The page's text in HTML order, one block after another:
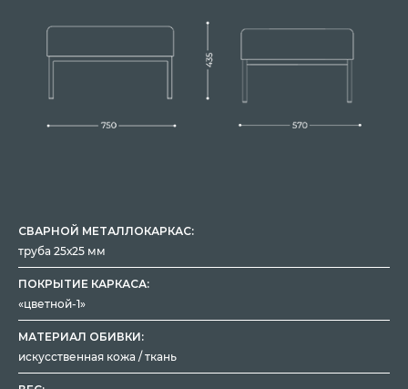
СВАРНОЙ МЕТАЛЛОКАРКАС:
труба 25х25 мм
ПОКРЫТИЕ КАРКАСА:
«цветной-1»
МАТЕРИАЛ ОБИВКИ:
искусственная кожа / ткань